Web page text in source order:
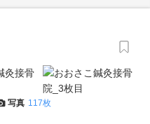
写真 117枚